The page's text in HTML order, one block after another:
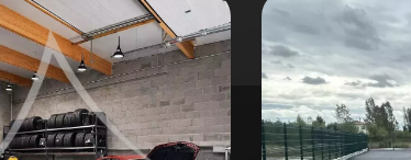
et productivité